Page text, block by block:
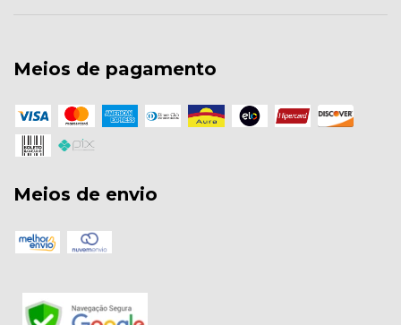
Meios de pagamento
Meios de envio